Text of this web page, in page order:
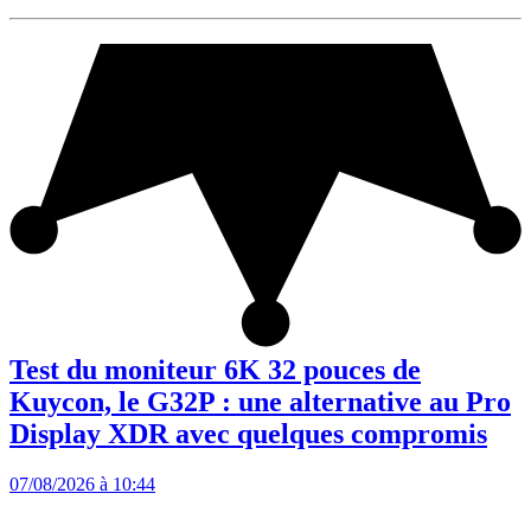
Test du moniteur 6K 32 pouces de
Kuycon, le G32P : une alternative au Pro
Display XDR avec quelques compromis
07/08/2026 à 10:44